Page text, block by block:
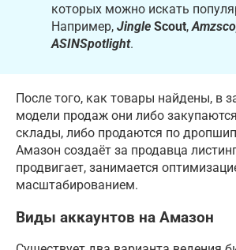
которых можно искать
Например, Jingle Scout,
ASINSpotlight.
После того, как товары найдены, в
модели продаж они либо
склады, либо продаются по
Амазон создаёт за продавца
продвигает, занимается
масштабированием.
Виды аккаунтов на Амазон